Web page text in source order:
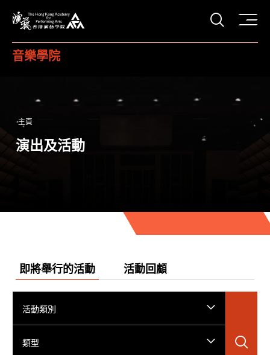
打開
音樂學院
主頁
演出及活動
即將舉行的活動 活動回顧
活動類別
類型